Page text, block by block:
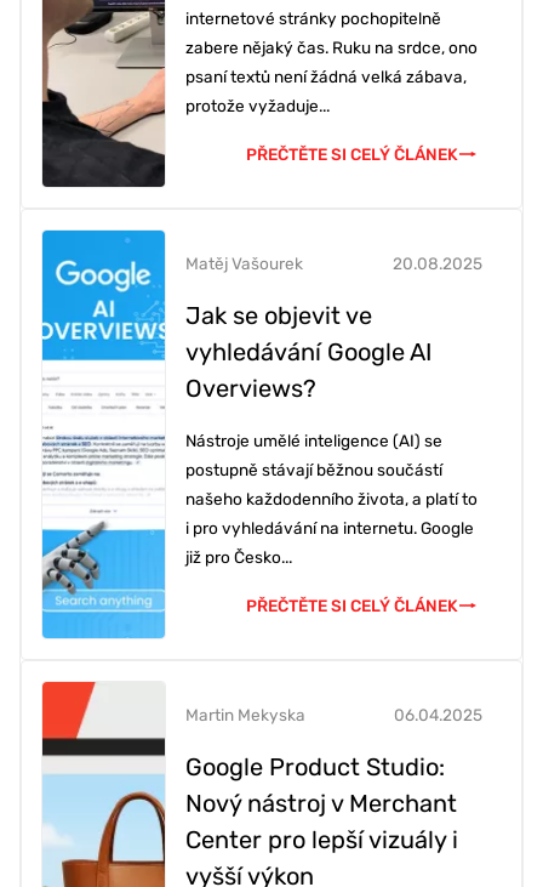
internetové stránky pochopitelně
zabere nějaký čas. Ruku na srdce, ono
psaní textů není žádná velká zábava,
protože vyžaduje...
PŘEČTĚTE SI CELÝ ČLÁNEK
Jak se objevit ve
vyhledávání Google AI
Overviews?
20.08.2025
Matěj Vašourek
Nástroje umělé inteligence (AI) se
postupně stávají běžnou součástí
našeho každodenního života, a platí to
i pro vyhledávání na internetu. Google
již pro Česko...
PŘEČTĚTE SI CELÝ ČLÁNEK
Google Product Studio:
Nový nástroj v Merchant
Center pro lepší vizuály i
vyšší výkon
06.04.2025
Martin Mekyska